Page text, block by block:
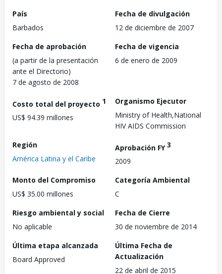
País
Barbados
Fecha de divulgación
12 de diciembre de 2007
Fecha de aprobación
(a partir de la presentación
ante el Directorio)
7 de agosto de 2008
Fecha de vigencia
6 de enero de 2009
Costo total del proyecto 1
US$ 94.39 millones
Organismo Ejecutor
Ministry of Health,National
HIV AIDS Commission
Región
América Latina y el Caribe
Aprobación FY3
2009
Monto del Compromiso
US$ 35.00 millones
Categoría Ambiental
C
Riesgo ambiental y social
No aplicable
Fecha de Cierre
30 de noviembre de 2014
Última etapa alcanzada
Board Approved
Última Fecha de
Actualización
22 de abril de 2015